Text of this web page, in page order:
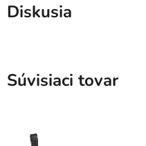
Diskusia
Súvisiaci tovar